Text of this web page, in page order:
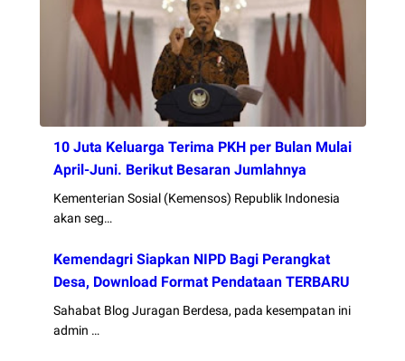
10 Juta Keluarga Terima PKH per Bulan Mulai
April-Juni. Berikut Besaran Jumlahnya
Kementerian Sosial (Kemensos) Republik Indonesia
akan seg…
Kemendagri Siapkan NIPD Bagi Perangkat
Desa, Download Format Pendataan TERBARU
Sahabat Blog Juragan Berdesa, pada kesempatan ini
admin …